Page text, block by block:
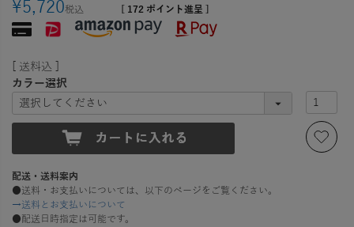
¥5,720税込 172 ポイント進呈 ]
送料込
カラー選択
配送・送料案内
●送料・お支払いについては、以下のページをご覧ください。
→送料とお支払いについて
●配送日時指定は可能です。